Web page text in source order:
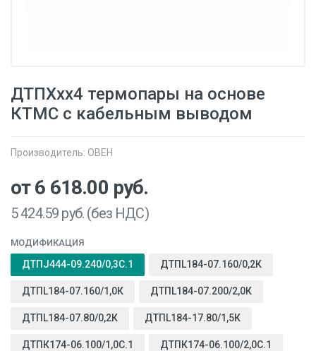
ДТПХхх4 термопары на основе
КТМС с кабельным выводом
Производитель: ОВЕН
от 6 618.00 руб.
5 424.59 руб. (без НДС)
МОДИФИКАЦИЯ
ДТПJ444-09.240/0,3С.1 ДТПL184-07.160/0,2К
ДТПL184-07.160/1,0К ДТПL184-07.200/2,0К
ДТПL184-07.80/0,2К ДТПL184-17.80/1,5К
ДТПК174-06.100/1,0С.1 ДТПК174-06.100/2,0С.1